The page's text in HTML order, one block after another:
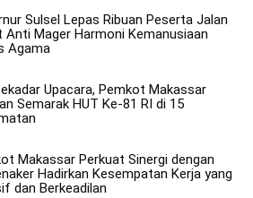
Sulsel Lepas Ribuan Peserta Jalan
Anti Mager Harmoni Kemanusiaan
Agama
Upacara, Pemkot Makassar
Semarak HUT Ke-81 RI di 15
Makassar Perkuat Sinergi dengan
Hadirkan Kesempatan Kerja yang
dan Berkeadilan